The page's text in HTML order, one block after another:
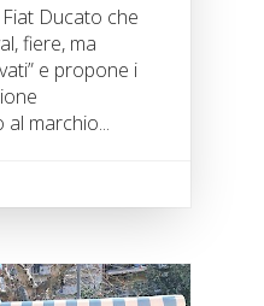
Ducato che
fiere, ma
e propone i
al marchio...